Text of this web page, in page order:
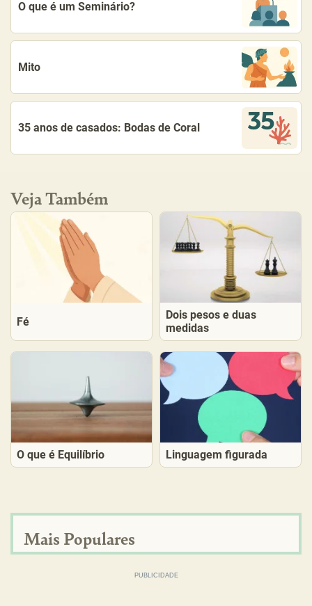
O que é um Seminário?
Mito
35 anos de casados: Bodas de Coral
Veja Também
Fé
Dois pesos e duas
medidas
O que é Equilíbrio Linguagem figurada
Mais Populares